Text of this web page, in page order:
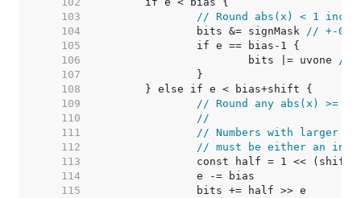
   103
// Round abs(x) < 1
   104
		bits &= signMask
// +-0
   105
   106
			bits |= uvone
//
   107
   108
   109
// Round any abs(x) >=
   110
//
   111
// Numbers with larger
   112
// must be either an
   113
   114
   115